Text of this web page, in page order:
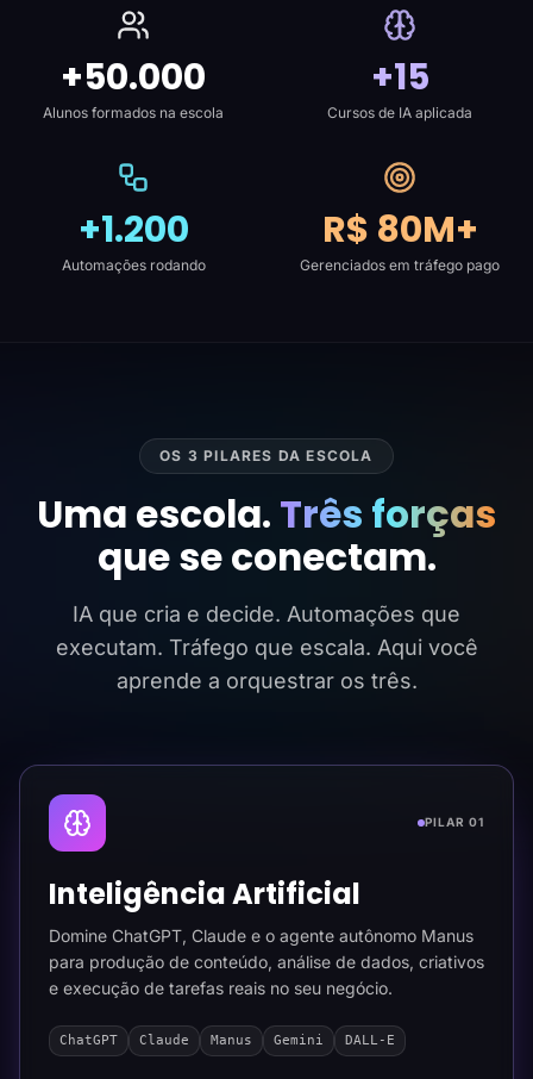
+50.000
Alunos formados na escola
+15
Cursos de IA aplicada
+1.200
Automações rodando
R$ 80M+
Gerenciados em tráfego pago
OS 3 PILARES DA ESCOLA
Uma escola. Três forças
que se conectam.
IA que cria e decide. Automações que
executam. Tráfego que escala. Aqui você
aprende a orquestrar os três.
PILAR 01
Inteligência Artificial
Domine ChatGPT, Claude e o agente autônomo Manus
para produção de conteúdo, análise de dados, criativos
e execução de tarefas reais no seu negócio.
ChatGPT Claude Manus Gemini DALL-E